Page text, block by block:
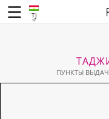
TJ
ПУНКТЫ